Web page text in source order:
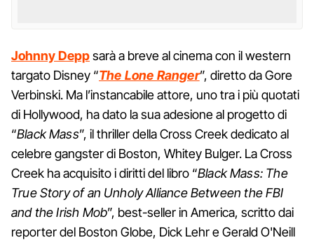
Johnny Deppsarà a breve al cinema con il western
targato Disney “The Lone Ranger”, diretto da Gore
Verbinski. Ma l’instancabile attore, uno tra i più quotati
di Hollywood, ha dato la sua adesione al progetto di
“Black Mass”, il thriller della Cross Creek dedicato al
celebre gangster di Boston, Whitey Bulger. La Cross
Creek ha acquisito i diritti del libro “Black Mass: The
True Story of an Unholy Alliance Between the FBI
and the Irish Mob”, best-seller in America, scritto dai
reporter del Boston Globe, Dick Lehr e Gerald O'Neill